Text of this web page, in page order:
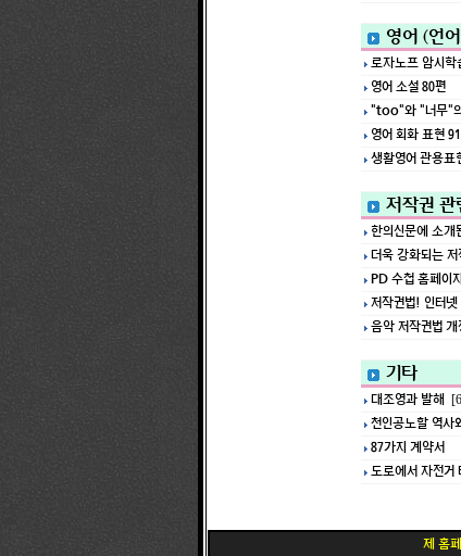
영어 (언
로자노프 암시학
영어 소설 80편
"too"와 "너무"
영어 회화 표현
생활영어 관용표
저작권 관
한의신문에 소개
더욱 강화되는
PD 수첩 홈페이
저작권법! 인터
음악 저작권법
기타
대조영과 발해
천인공노할 역
87가지 계약서
도로에서 자전거
제 홈